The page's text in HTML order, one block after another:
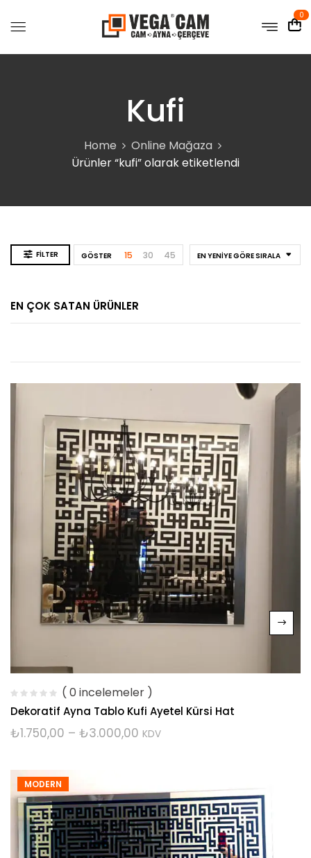
0
Kufi
Home
Online Mağaza
Ürünler “kufi” olarak etiketlendi
FILTER EN YENIYE GÖRE SIRALA
GÖSTER 15 30 45
EN ÇOK SATAN ÜRÜNLER
( 0 incelemeler )
Dekoratif Ayna Tablo Kufi Ayetel Kürsi Hat
₺1.750,00 – ₺3.000,00 KDV
MODERN